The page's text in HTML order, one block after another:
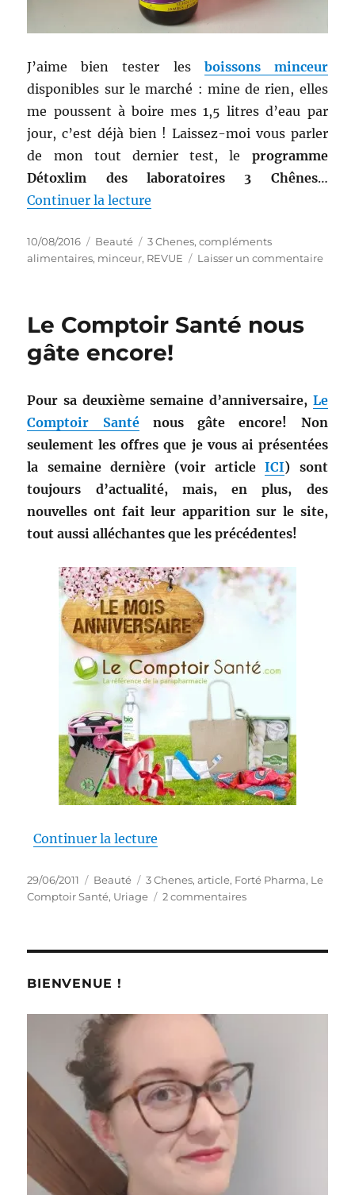
J’aime bien tester les boissons minceur
disponibles sur le marché : mine de rien, elles
me poussent à boire mes 1,5 litres d’eau par
jour, c’est déjà bien ! Laissez-moi vous parler
de mon tout dernier test, le programme
Détoxlim des laboratoires 3 Chênes…
Continuer la lecture
Publié
le
10/08/2016 Catégories
Beauté Étiquettes
3 Chenes,compléments
alimentaires, minceur, REVUE Laisser un commentairesur
3
Le Comptoir Santé nous
gâte encore!
Pour sa deuxième semaine d’anniversaire, Le
Comptoir Santénous gâte encore! Non
seulement les offres que je vous ai présentées
la semaine dernière (voir articleICI) sont
toujours d’actualité, mais, en plus, des
nouvelles ont fait leur apparition sur le site,
tout aussi alléchantes que les précédentes!
Continuer la lecture
Publié
le
29/06/2011 Catégories
Beauté Étiquettes
3 Chenes,article, Forté Pharma, Le
Comptoir Santé, Uriage 2 commentairessur
BIENVENUE !